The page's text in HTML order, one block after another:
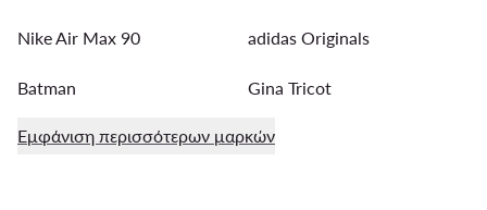
Nike Air Max 90 adidas Originals
Batman Gina Tricot
Εμφάνιση περισσότερων μαρκών